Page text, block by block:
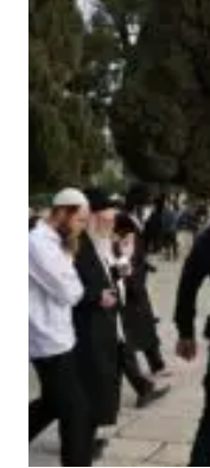
SONA
BASKI
ARTIYOR